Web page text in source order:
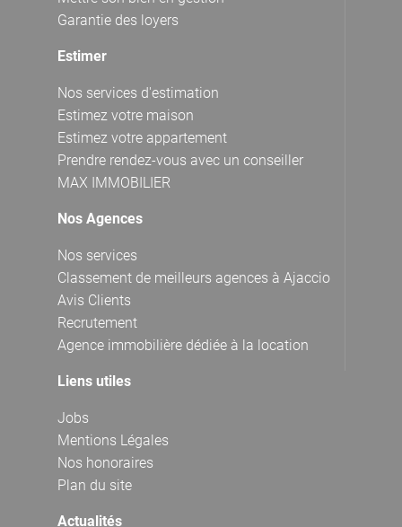
Garantie des loyers
Estimer
Nos services d'estimation
Estimez votre maison
Estimez votre appartement
Prendre rendez-vous avec un conseiller
MAX IMMOBILIER
Nos Agences
Nos services
Classement de meilleurs agences à Ajaccio
Avis Clients
Recrutement
Agence immobilière dédiée à la location
Liens utiles
Jobs
Mentions Légales
Nos honoraires
Plan du site
Actualités